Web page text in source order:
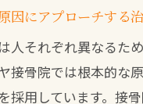
因にアプローチする
人それぞれ異なるた
接骨院では根本的な
採用しています。接